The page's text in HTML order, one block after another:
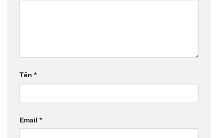
Tên *
Email *